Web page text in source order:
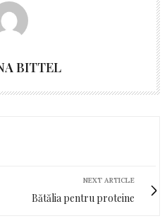
BITTEL
NEXT ARTICLE
Bătălia pentru proteine